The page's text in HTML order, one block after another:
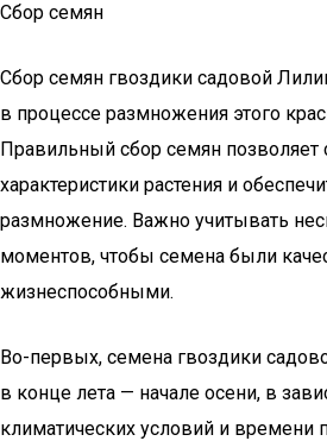
Сбор семян
Сбор семян гвоздики садовой
в процессе размножения этого
Правильный сбор семян позволяет
характеристики растения и
размножение. Важно учитывать
моментов, чтобы семена были
жизнеспособными.
Во-первых, семена гвоздики
в конце лета — начале осени, в
климатических условий и времени